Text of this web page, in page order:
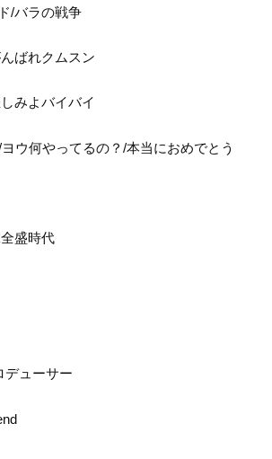
/バラの戦争
ばれクムスン
みよバイバイ
ウ何やってるの？/本当におめでとう
盛時代
デューサー